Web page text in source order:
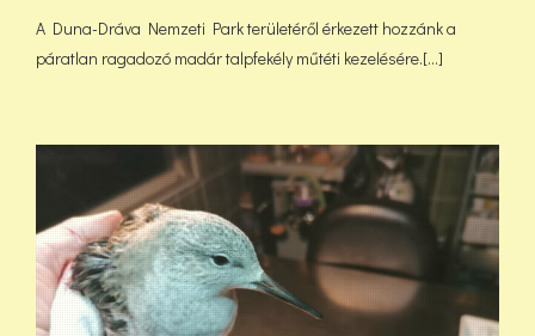
A Duna-Dráva Nemzeti Park területéről érkezett hozzánk a
páratlan ragadozó madár talpfekély műtéti kezelésére.[...]